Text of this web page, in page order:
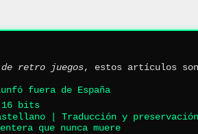
de retro juegos, estos artículos
fuera de España
bits
| Traducción y
que nunca muere